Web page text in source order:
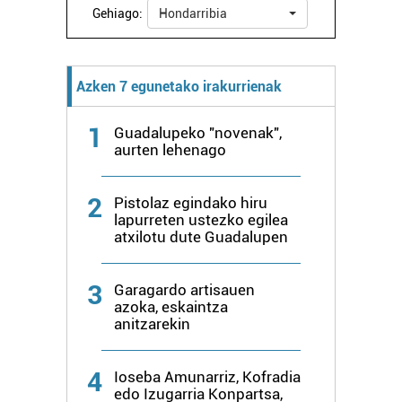
fitxategiak erabiltzen ditu. Zure esperientzia eta
baliatzen gara. Ohar hau onartuz gero, teknologia hori
erabiltzeko baimen esplizitua ematen diguzu.
irakurri
Gehiago: Hondarribia
Azken 7 egunetako irakurrienak
1
Guadalupeko "novenak",
aurten lehenago
2
Pistolaz egindako hiru
lapurreten ustezko egilea
atxilotu dute Guadalupen
3
Garagardo artisauen
azoka, eskaintza
anitzarekin
4
Ioseba Amunarriz, Kofradia
edo Izugarria Konpartsa,